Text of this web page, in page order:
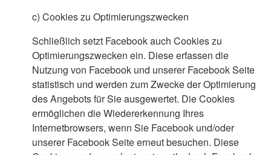
c) Cookies zu Optimierungszwecken
Schließlich setzt Facebook auch Cookies zu
Optimierungszwecken ein. Diese erfassen die
Nutzung von Facebook und unserer Facebook Seite
statistisch und werden zum Zwecke der Optimierung
des Angebots für Sie ausgewertet. Die Cookies
ermöglichen die Wiedererkennung Ihres
Internetbrowsers, wenn Sie Facebook und/oder
unserer Facebook Seite erneut besuchen. Diese